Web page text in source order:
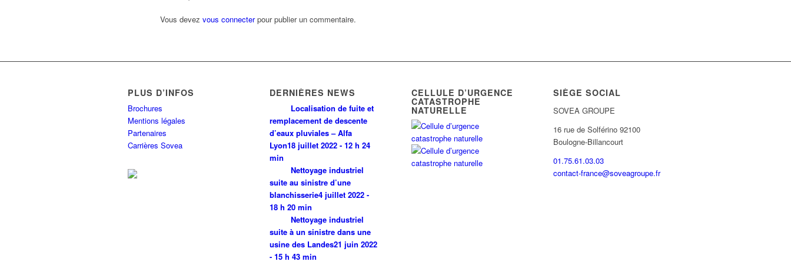
Vous devez vous connecterpour publier un commentaire.
PLUS D’INFOS
Brochures
Mentions légales
Partenaires
Carrières Sovea
DERNIÈRES NEWS
Localisation de fuite et
remplacement de descente
d’eaux pluviales – Alfa
Lyon18 juillet 2022 - 12 h 24
min
Nettoyage industriel
suite au sinistre d’une
blanchisserie4 juillet 2022 -
18 h 20 min
Nettoyage industriel
suite à un sinistre dans une
usine des Landes21 juin 2022
- 15 h 43 min
CELLULE D’URGENCE
CATASTROPHE
NATURELLE
SIÈGE SOCIAL
SOVEA GROUPE
16 rue de Solférino 92100
Boulogne-Billancourt
01.75.61.03.03
contact-france@soveagroupe.fr